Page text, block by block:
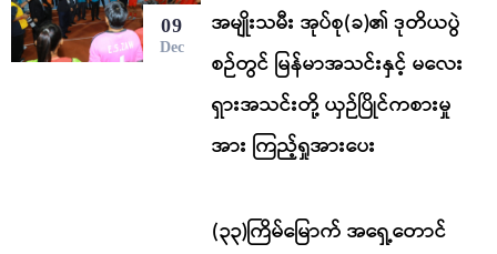
09
Dec
အမျိုးသမီး အုပ်စု(ခ)၏ ဒုတိယပွဲ
စဉ်တွင် မြန်မာအသင်းနှင့် မလေး
ရှားအသင်းတို့ ယှဉ်ပြိုင်ကစားမှု
အား ကြည့်ရှုအားပေး
(၃၃)ကြိမ်မြောက် အရှေ့တောင်